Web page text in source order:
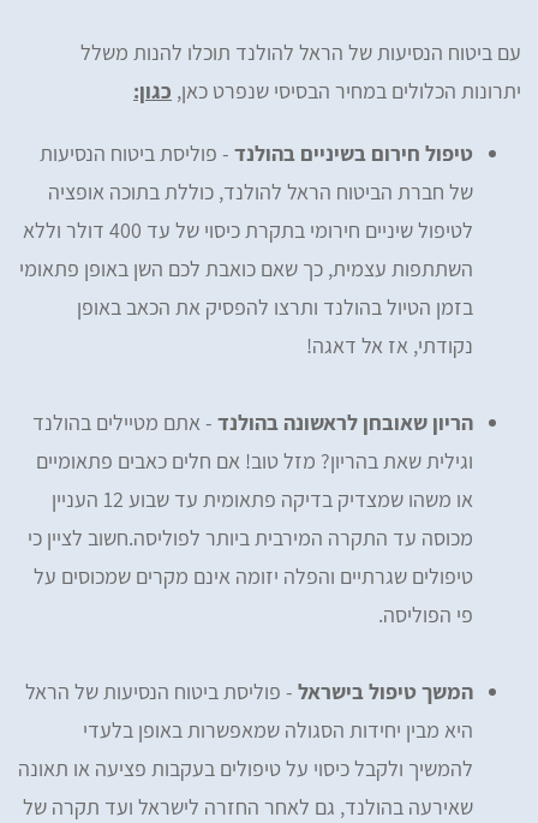
עם ביטוח הנסיעות של הראל להולנד תוכלו להנות משלל
יתרונות הכלולים במחיר הבסיסי שנפרט כאן, כגון:
טיפול חירום בשיניים בהולנד - פוליסת ביטוח הנסיעות
של חברת הביטוח הראל להולנד, כוללת בתוכה אופציה
לטיפול שיניים חירומי בתקרת כיסוי של עד 400 דולר וללא
השתתפות עצמית, כך שאם כואבת לכם השן באופן פתאומי
בזמן הטיול בהולנד ותרצו להפסיק את הכאב באופן
נקודתי, אז אל דאגה!
הריון שאובחן לראשונה בהולנד - אתם מטיילים בהולנד
וגילית שאת בהריון? מזל טוב! אם חלים כאבים פתאומיים
או משהו שמצדיק בדיקה פתאומית עד שבוע 12 העניין
מכוסה עד התקרה המירבית ביותר לפוליסה.חשוב לציין כי
טיפולים שגרתיים והפלה יזומה אינם מקרים שמכוסים על
פי הפוליסה.
המשך טיפול בישראל - פוליסת ביטוח הנסיעות של הראל
היא מבין יחידות הסגולה שמאפשרות באופן בלעדי
להמשיך ולקבל כיסוי על טיפולים בעקבות פציעה או תאונה
שאירעה בהולנד, גם לאחר החזרה לישראל ועד תקרה של